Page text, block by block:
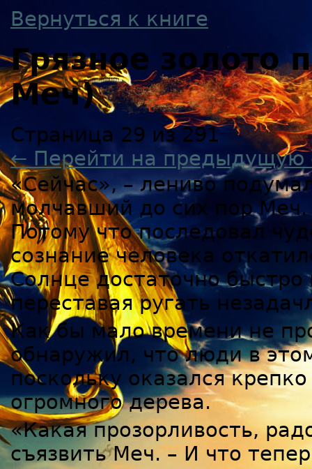
Вернуться к книге
Грязное
Меч)
Страница 29 из 291
← Перейти на предыдущую
«Сейчас», – лениво
молчавший до сих пор
Потому что последовал
сознание человека
Солнце достаточно быстро
переставая ругать
Как бы мало времени не
обнаружил, что люди в
поскольку оказался
огромного дерева.
«Какая прозорливость,
съязвить Меч. – И что